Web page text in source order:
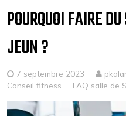
content
POURQUOI FAIRE
JEUN ?
7 septembre 2023
Conseil fitness
FAQ salle de